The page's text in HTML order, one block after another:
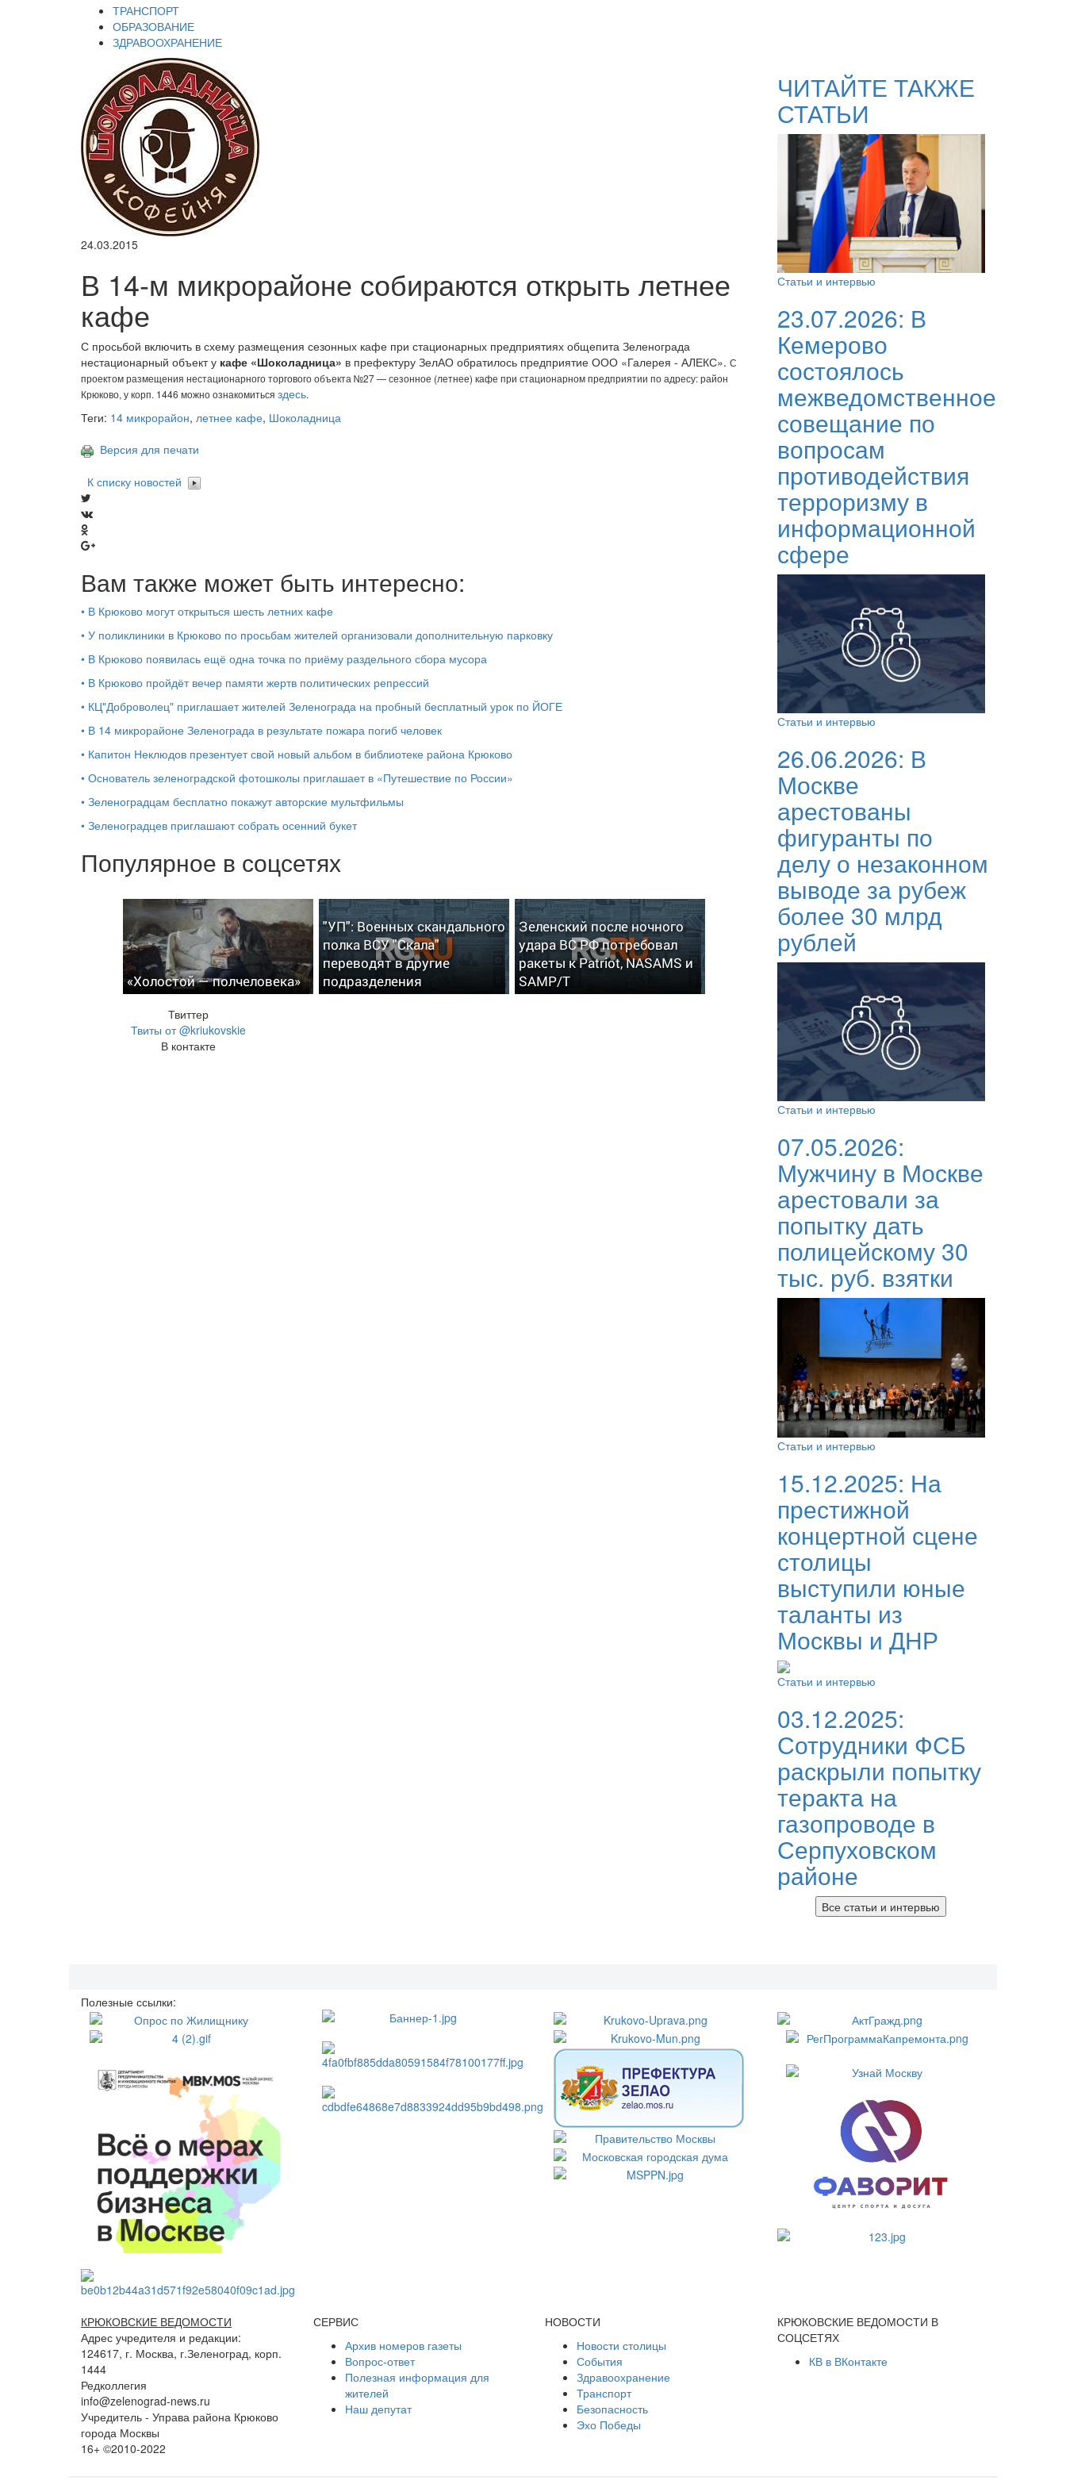
ТРАНСПОРТ
ОБРАЗОВАНИЕ
ЗДРАВООХРАНЕНИЕ
24.03.2015
В 14-м микрорайоне собираются открыть летнее
кафе
С просьбой включить в схему размещения сезонных кафе при стационарных предприятиях общепита Зеленограда
нестационарный объект у кафе «Шоколадница» в префектуру ЗелАО обратилось предприятие ООО «Галерея - АЛЕКС». С
проектом размещения нестационарного торгового объекта №27 — сезонное (летнее) кафе при стационарном предприятии по адресу: район
Крюково, у корп. 1446 можно ознакомиться здесь.
Теги: 14 микрорайон, летнее кафе, Шоколадница
Версия для печати
К списку новостей
Вам также может быть интересно:
• В Крюково могут открыться шесть летних кафе
• У поликлиники в Крюково по просьбам жителей организовали дополнительную парковку
• В Крюково появилась ещё одна точка по приёму раздельного сбора мусора
• В Крюково пройдёт вечер памяти жертв политических репрессий
• КЦ"Доброволец" приглашает жителей Зеленограда на пробный бесплатный урок по ЙОГЕ
• В 14 микрорайоне Зеленограда в результате пожара погиб человек
• Капитон Неклюдов презентует свой новый альбом в библиотеке района Крюково
• Основатель зеленоградской фотошколы приглашает в «Путешествие по России»
• Зеленоградцам бесплатно покажут авторские мультфильмы
• Зеленоградцев приглашают собрать осенний букет
Популярное в соцсетях
«Холостой — полчеловека»
"УП": Военных скандального
полка ВСУ "Скала"
переводят в другие
подразделения
Зеленский после ночного
удара ВС РФ потребовал
ракеты к Patriot, NASAMS и
SAMP/T
Твиттер
Твиты от @kriukovskie
В контакте
ЧИТАЙТЕ ТАКЖЕ
СТАТЬИ
Статьи и интервью
23.07.2026: В
Кемерово
состоялось
межведомственное
совещание по
вопросам
противодействия
терроризму в
информационной
сфере
Статьи и интервью
26.06.2026: В
Москве
арестованы
фигуранты по
делу о незаконном
выводе за рубеж
более 30 млрд
рублей
Статьи и интервью
07.05.2026:
Мужчину в Москве
арестовали за
попытку дать
полицейскому 30
тыс. руб. взятки
Статьи и интервью
15.12.2025: На
престижной
концертной сцене
столицы
выступили юные
таланты из
Москвы и ДНР
Статьи и интервью
03.12.2025:
Сотрудники ФСБ
раскрыли попытку
теракта на
газопроводе в
Серпуховском
районе
Все статьи и интервью
Полезные ссылки:
КРЮКОВСКИЕ ВЕДОМОСТИ
Адрес учредителя и редакции:
124617, г. Москва, г.Зеленоград, корп.
1444
Редколлегия
info@zelenograd-news.ru
Учредитель - Управа района Крюково
города Москвы
16+ ©2010-2022
СЕРВИС
Архив номеров газеты
Вопрос-ответ
Полезная информация для
жителей
Наш депутат
НОВОСТИ
Новости столицы
События
Здравоохранение
Транспорт
Безопасность
Эхо Победы
КРЮКОВСКИЕ ВЕДОМОСТИ В
СОЦСЕТЯХ
КВ в ВКонтакте